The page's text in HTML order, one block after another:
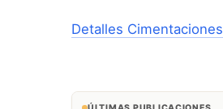
Detalles Cimentaciones